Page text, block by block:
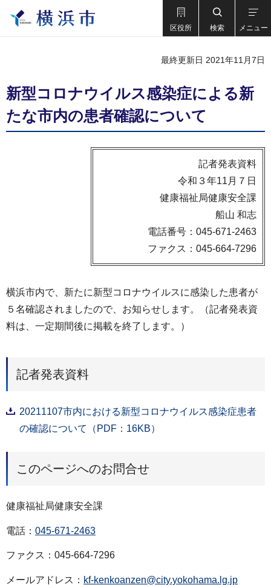
区役所 検索 メニュー
最終更新日 2021年11月7日
新型コロナウイルス感染症による新
たな市内の患者確認について
記者発表資料
令和３年11月７日
健康福祉局健康安全課
船山 和志
電話番号：045-671-2463
ファクス：045-664-7296
横浜市内で、新たに新型コロナウイルスに感染した患者が
５名確認されましたので、お知らせします。（記者発表資
料は、一定期間後に掲載を終了します。）
記者発表資料
20211107市内における新型コロナウイルス感染症患者
の確認について（PDF：16KB）
このページへのお問合せ
健康福祉局健康安全課
電話： 045-671-2463
ファクス：045-664-7296
メールアドレス： kf-kenkoanzen@city.yokohama.lg.jp